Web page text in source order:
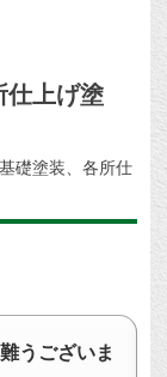
仕上げ塗
礎塗装、各所仕
うございま